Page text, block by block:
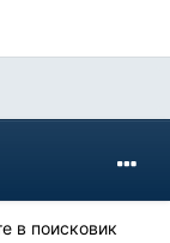
в поисковик